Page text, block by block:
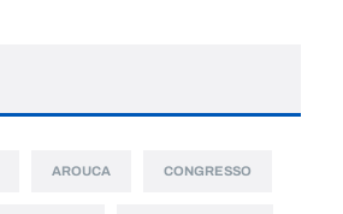
AROUCA CONGRESSO